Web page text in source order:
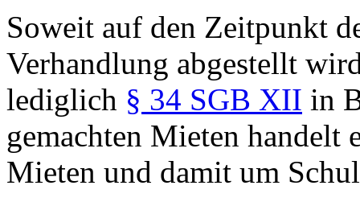
Soweit auf den Zeitpunkt
Verhandlung abgestellt
lediglich § 34 SGB XII in
gemachten Mieten handelt
Mieten und damit um